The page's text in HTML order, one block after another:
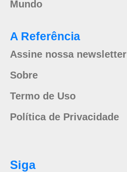
Mundo
A Referência
Assine nossa newsletter
Sobre
Termo de Uso
Política de Privacidade
Siga